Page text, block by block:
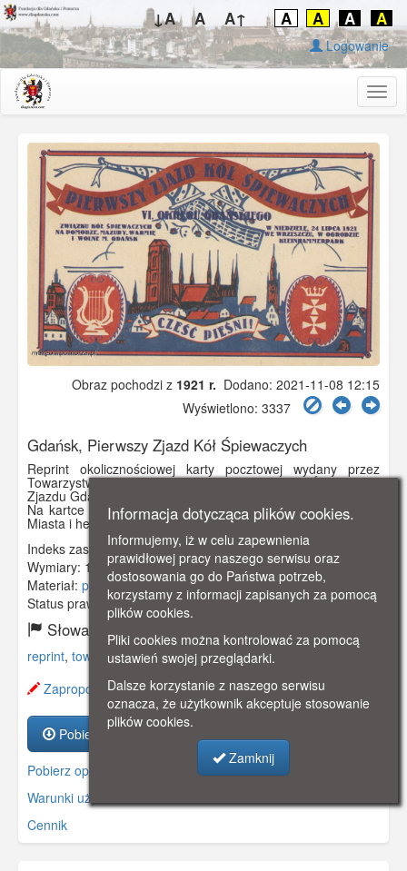
↓A A A↑ A A A A
Logowanie
Obraz pochodzi z 1921 r. Dodano: 2021-11-08 12:15
Wyświetlono: 3337
Gdańsk, Pierwszy Zjazd Kół Śpiewaczych
Reprint okolicznościowej karty pocztowej wydany przez
Towarzystwo Przyjaciół Gdańska z okazji II Światowego
Zjazdu Gdańszczan.
Na kartce widoczny jest kościół Mariacki, Ratusz Głównego
Miasta i herb Gdańska,
Indeks zasobu:GSP02986
Wymiary: 140 x 90 mm
Materiał: pocztówka
Status prawny:Użycie Niekomercyjne
Słowa kluczowe:
reprint, towarzystwo,mariacki ,ratusz głównego miasta
Zaproponuj zmianę opisu.
Pobierz zasób
Pobierz opis
Warunki używania zasobów.
Cennik
Informacja dotycząca plików cookies.
Informujemy, iż w celu zapewnienia
prawidłowej pracy naszego serwisu oraz
dostosowania go do Państwa potrzeb,
korzystamy z informacji zapisanych za pomocą
plików cookies.
Pliki cookies można kontrolować za pomocą
ustawień swojej przeglądarki.
Dalsze korzystanie z naszego serwisu
oznacza, że użytkownik akceptuje stosowanie
plików cookies.
Zamknij